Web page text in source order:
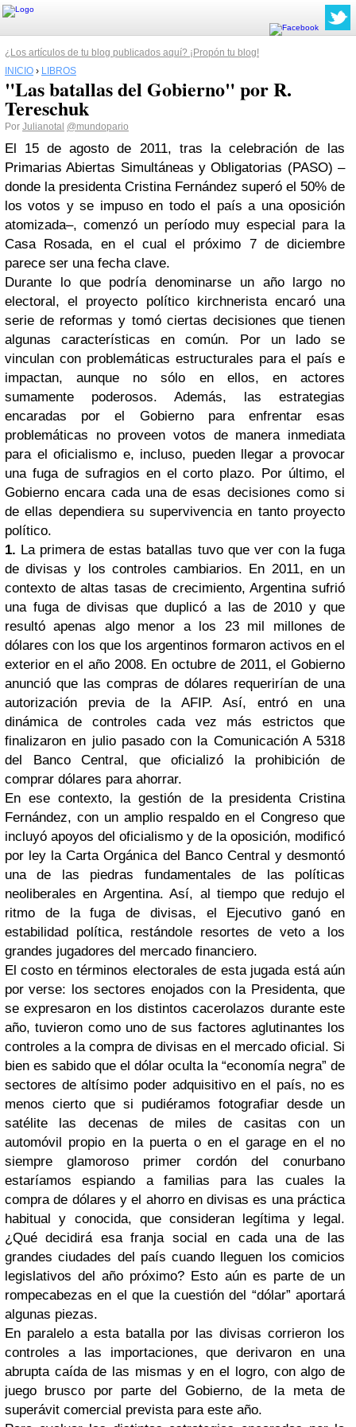
¿Los artículos de tu blog publicados aquí? ¡Propón tu blog!
INICIO › LIBROS
"Las batallas del Gobierno" por R.
Tereschuk
Por Julianotal @mundopario
El 15 de agosto de 2011, tras la celebración de las
Primarias Abiertas Simultáneas y Obligatorias (PASO) –
donde la presidenta Cristina Fernández superó el 50% de
los votos y se impuso en todo el país a una oposición
atomizada–, comenzó un período muy especial para la
Casa Rosada, en el cual el próximo 7 de diciembre
parece ser una fecha clave.
Durante lo que podría denominarse un año largo no
electoral, el proyecto político kirchnerista encaró una
serie de reformas y tomó ciertas decisiones que tienen
algunas características en común. Por un lado se
vinculan con problemáticas estructurales para el país e
impactan, aunque no sólo en ellos, en actores
sumamente poderosos. Además, las estrategias
encaradas por el Gobierno para enfrentar esas
problemáticas no proveen votos de manera inmediata
para el oficialismo e, incluso, pueden llegar a provocar
una fuga de sufragios en el corto plazo. Por último, el
Gobierno encara cada una de esas decisiones como si
de ellas dependiera su supervivencia en tanto proyecto
político.
1. La primera de estas batallas tuvo que ver con la fuga
de divisas y los controles cambiarios. En 2011, en un
contexto de altas tasas de crecimiento, Argentina sufrió
una fuga de divisas que duplicó a las de 2010 y que
resultó apenas algo menor a los 23 mil millones de
dólares con los que los argentinos formaron activos en el
exterior en el año 2008. En octubre de 2011, el Gobierno
anunció que las compras de dólares requerirían de una
autorización previa de la AFIP. Así, entró en una
dinámica de controles cada vez más estrictos que
finalizaron en julio pasado con la Comunicación A 5318
del Banco Central, que oficializó la prohibición de
comprar dólares para ahorrar.
En ese contexto, la gestión de la presidenta Cristina
Fernández, con un amplio respaldo en el Congreso que
incluyó apoyos del oficialismo y de la oposición, modificó
por ley la Carta Orgánica del Banco Central y desmontó
una de las piedras fundamentales de las políticas
neoliberales en Argentina. Así, al tiempo que redujo el
ritmo de la fuga de divisas, el Ejecutivo ganó en
estabilidad política, restándole resortes de veto a los
grandes jugadores del mercado financiero.
El costo en términos electorales de esta jugada está aún
por verse: los sectores enojados con la Presidenta, que
se expresaron en los distintos cacerolazos durante este
año, tuvieron como uno de sus factores aglutinantes los
controles a la compra de divisas en el mercado oficial. Si
bien es sabido que el dólar oculta la “economía negra” de
sectores de altísimo poder adquisitivo en el país, no es
menos cierto que si pudiéramos fotografiar desde un
satélite las decenas de miles de casitas con un
automóvil propio en la puerta o en el garage en el no
siempre glamoroso primer cordón del conurbano
estaríamos espiando a familias para las cuales la
compra de dólares y el ahorro en divisas es una práctica
habitual y conocida, que consideran legítima y legal.
¿Qué decidirá esa franja social en cada una de las
grandes ciudades del país cuando lleguen los comicios
legislativos del año próximo? Esto aún es parte de un
rompecabezas en el que la cuestión del “dólar” aportará
algunas piezas.
En paralelo a esta batalla por las divisas corrieron los
controles a las importaciones, que derivaron en una
abrupta caída de las mismas y en el logro, con algo de
juego brusco por parte del Gobierno, de la meta de
superávit comercial prevista para este año.